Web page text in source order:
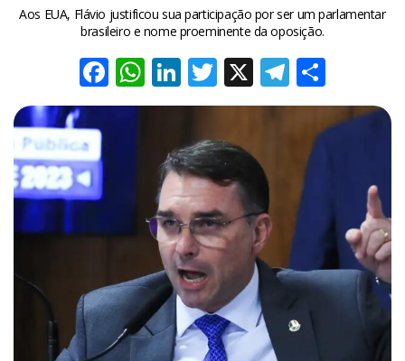
Aos EUA, Flávio justificou sua participação por ser um parlamentar
brasileiro e nome proeminente da oposição.
Facebook
WhatsApp
LinkedIn
Twitter
X